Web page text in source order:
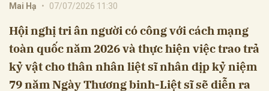
Mai Hạ • 07/07/2026 11:30
Hội nghị tri ân người có công với cách mạng
toàn quốc năm 2026 và thực hiện việc trao trả
kỷ vật cho thân nhân liệt sĩ nhân dịp kỷ niệm
79 năm Ngày Thương binh-Liệt sĩ sẽ diễn ra